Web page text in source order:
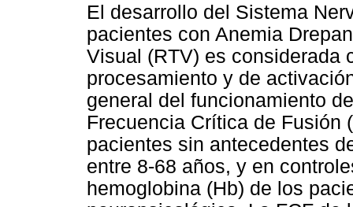
El desarrollo del Sistema
pacientes con Anemia
Visual (RTV) es considerada
procesamiento y de
general del funcionamiento
Frecuencia Crítica de Fusión
pacientes sin antecedentes
entre 8-68 años, y en
hemoglobina (Hb) de los